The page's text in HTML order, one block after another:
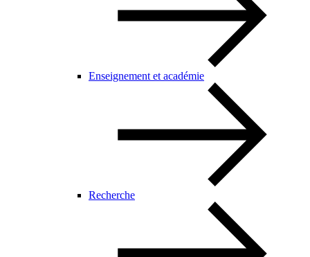
Enseignement et académie
Recherche